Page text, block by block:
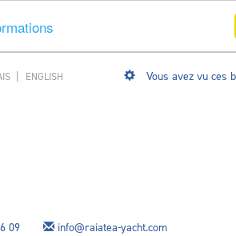
| ENGLISH Vous avez vu ces
09
info@raiatea-yacht.com